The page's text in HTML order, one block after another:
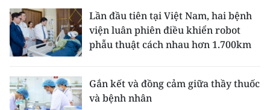
Lần đầu tiên tại Việt Nam, hai bệnh
viện luân phiên điều khiển robot
phẫu thuật cách nhau hơn 1.700km
Gắn kết và đồng cảm giữa thầy thuốc
và bệnh nhân